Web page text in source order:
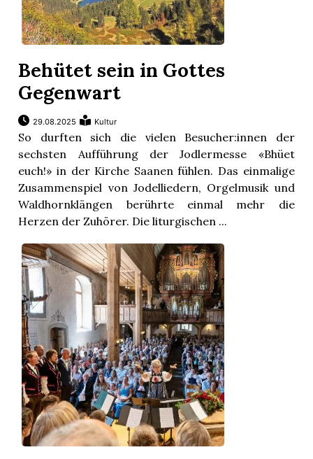
Behütet sein in Gottes
Gegenwart
29.08.2025 Kultur
So durften sich die vielen Besucher:innen der
sechsten Aufführung der Jodlermesse «Bhüet
euch!» in der Kirche Saanen fühlen. Das einmalige
Zusammenspiel von Jodelliedern, Orgelmusik und
Waldhornklängen berührte einmal mehr die
Herzen der Zuhörer. Die liturgischen ...